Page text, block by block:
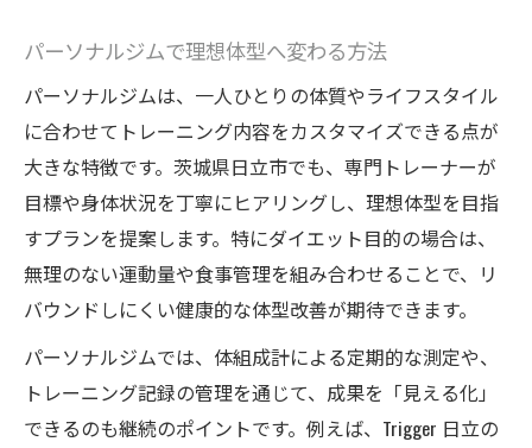
パーソナルジムで理想体型へ変わる方法
パーソナルジムは、一人ひとりの体質やライフスタイル
に合わせてトレーニング内容をカスタマイズできる点が
大きな特徴です。茨城県日立市でも、専門トレーナーが
目標や身体状況を丁寧にヒアリングし、理想体型を目指
すプランを提案します。特にダイエット目的の場合は、
無理のない運動量や食事管理を組み合わせることで、リ
バウンドしにくい健康的な体型改善が期待できます。
パーソナルジムでは、体組成計による定期的な測定や、
トレーニング記録の管理を通じて、成果を「見える化」
できるのも継続のポイントです。例えば、Trigger 日立の